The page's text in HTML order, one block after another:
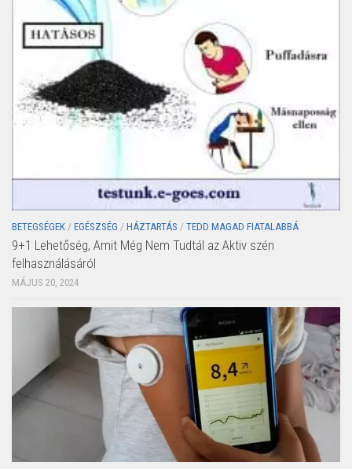
BETEGSÉGEK / EGÉSZSÉG / HÁZTARTÁS / TEDD MAGAD FIATALABBÁ
9+1 Lehetőség, Amit Még Nem Tudtál az Aktiv szén
felhasználásáról
MÁJUS 20, 2024